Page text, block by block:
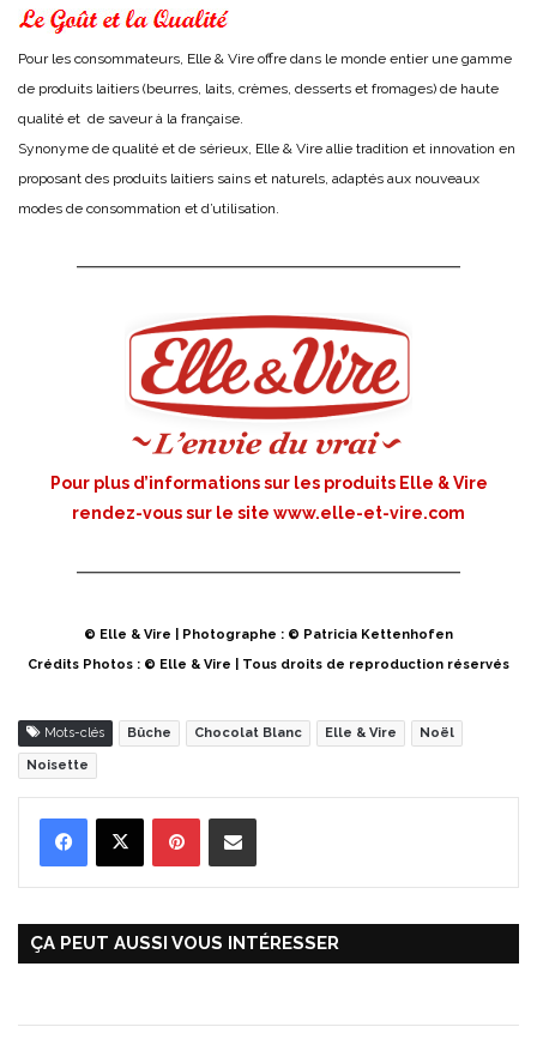
Pour les consommateurs, Elle & Vire offre dans le monde entier une gamme
de produits laitiers (beurres, laits, crèmes, desserts et fromages) de haute
qualité et de saveur à la française.
Synonyme de qualité et de sérieux, Elle & Vire allie tradition et innovation en
proposant des produits laitiers sains et naturels, adaptés aux nouveaux
modes de consommation et d’utilisation.
Pour plus d’informations sur les produits Elle & Vire
rendez-vous sur le site www.elle-et-vire.com
© Elle & Vire | Photographe : © Patricia Kettenhofen
Crédits Photos : © Elle & Vire | Tous droits de reproduction réservés
Mots-clés Bûche Chocolat Blanc Elle & Vire Noël
Noisette
ÇA PEUT AUSSI VOUS INTÉRESSER